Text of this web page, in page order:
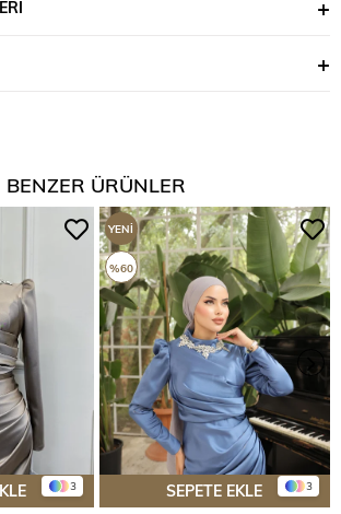
BENZER ÜRÜNLER
3 3
SEPETE EKLE
YENI
ÜRÜN
%60